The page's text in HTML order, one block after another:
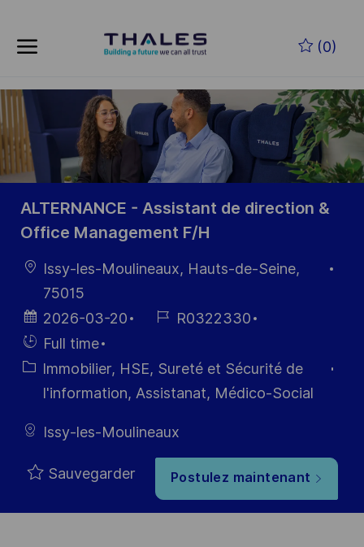
(0)
-
ALTERNANCE - Assistant de direction &
Office Management F/H
localisation
Issy-les-Moulineaux, Hauts-de-Seine,
75015
Date
d’affichage
2026-03-20
Référence
R0322330
Hiring
Type
Full time
Catégorie
Immobilier, HSE, Sureté et Sécurité de
I'information, Assistanat, Médico-Social
Issy-les-Moulineaux
Sauvegarder Postulez maintenant